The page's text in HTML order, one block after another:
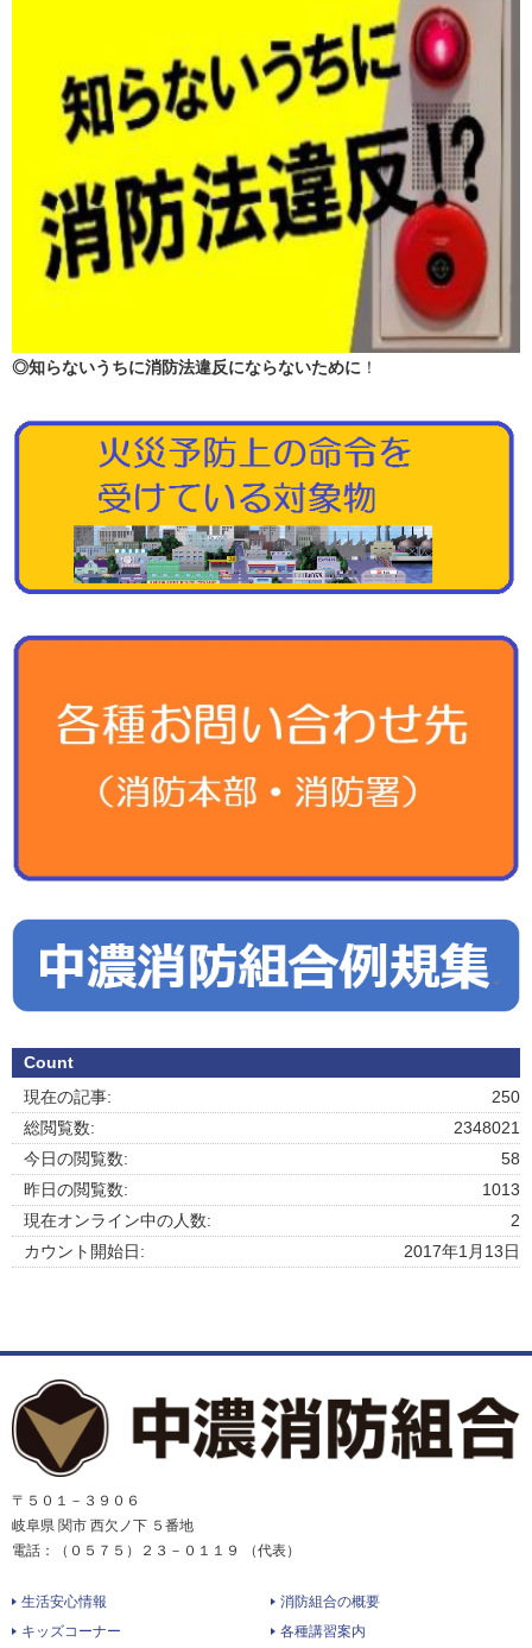
◎知らないうちに消防法違反にならないために ！
Count
250
現在の記事:
2348021
総閲覧数:
58
今日の閲覧数:
1013
昨日の閲覧数:
2
現在オンライン中の人数:
2017年1月13日
カウント開始日:
〒５０１－３９０６
岐阜県 関市 西欠ノ下 ５番地
電話：（０５７５）２３－０１１９ （代表）
生活安心情報
消防組合の概要
キッズコーナー
各種講習案内